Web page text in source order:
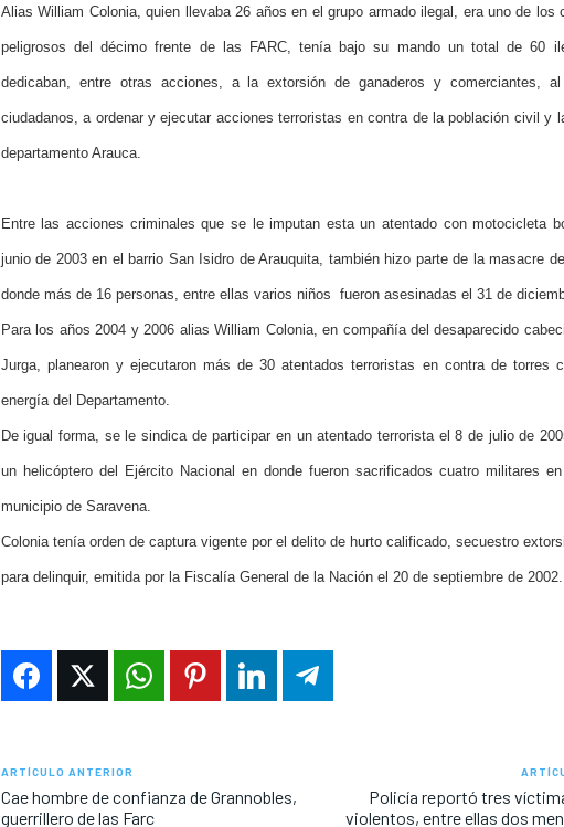
Alias William Colonia, quien llevaba 26 años en el grupo armado ilegal, era uno de los
peligrosos del décimo frente de las FARC, tenía bajo su mando un total de 60
dedicaban, entre otras acciones, a la extorsión de ganaderos y comerciantes,
ciudadanos, a ordenar y ejecutar acciones terroristas en contra de la población civil y
departamento Arauca.
Entre las acciones criminales que se le imputan esta un atentado con motocicleta
junio de 2003 en el barrio San Isidro de Arauquita, también hizo parte de la masacre
donde más de 16 personas, entre ellas varios niños fueron asesinadas el 31 de
Para los años 2004 y 2006 alias William Colonia, en compañía del desaparecido
Jurga, planearon y ejecutaron más de 30 atentados terroristas en contra de torres
energía del Departamento.
De igual forma, se le sindica de participar en un atentado terrorista el 8 de julio de
un helicóptero del Ejército Nacional en donde fueron sacrificados cuatro militares
municipio de Saravena.
Colonia tenía orden de captura vigente por el delito de hurto calificado, secuestro
para delinquir, emitida por la Fiscalía General de la Nación el 20 de septiembre de 2002.
ARTÍCULO ANTERIOR
Cae hombre de confianza de Grannobles,
guerrillero de las Farc
Policía reportó tres
violentos, entre ellas dos